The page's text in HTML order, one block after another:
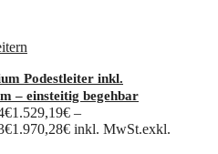
Podestleiter inkl.
– einsteitig begehbar
€1.529,19€ –
€1.970,28€ inkl. MwSt.exkl.